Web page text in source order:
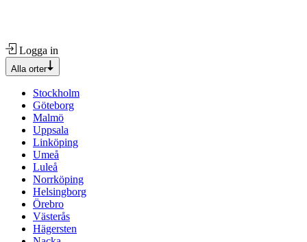
Logga in
Alla orter
Stockholm
Göteborg
Malmö
Uppsala
Linköping
Umeå
Luleå
Norrköping
Helsingborg
Örebro
Västerås
Hägersten